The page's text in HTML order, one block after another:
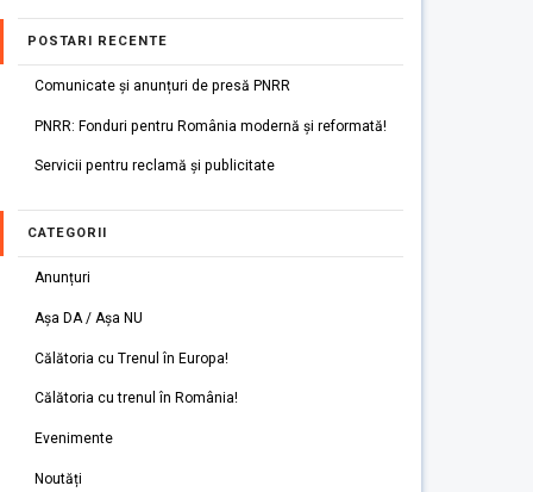
POSTARI RECENTE
Comunicate și anunțuri de presă PNRR
PNRR: Fonduri pentru România modernă și reformată!
Servicii pentru reclamă și publicitate
CATEGORII
Anunțuri
Așa DA / Așa NU
Călătoria cu Trenul în Europa!
Călătoria cu trenul în România!
Evenimente
Noutăți